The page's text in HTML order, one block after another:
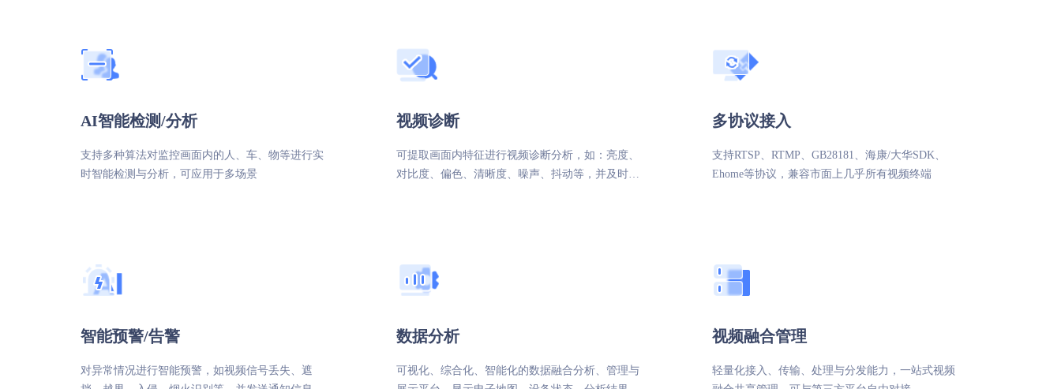
AI智能检测/分析
支持多种算法对监控画面内的人、车、物等进行实
时智能检测与分析，可应用于多场景
视频诊断
可提取画面内特征进行视频诊断分析，如：亮度、
对比度、偏色、清晰度、噪声、抖动等，并及时反
多协议接入
支持RTSP、RTMP、GB28181、海康/大华SDK、
Ehome等协议，兼容市面上几乎所有视频终端
智能预警/告警
对异常情况进行智能预警，如视频信号丢失、遮
数据分析
可视化、综合化、智能化的数据融合分析、管理与
视频融合管理
轻量化接入、传输、处理与分发能力，一站式视频